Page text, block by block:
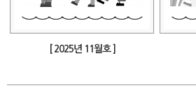
[ 2025년 11월호 ]